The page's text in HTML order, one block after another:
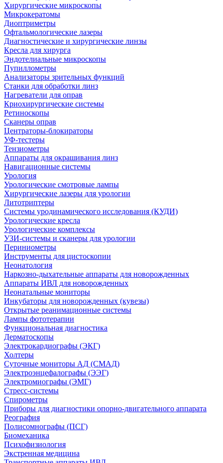
Хирургические микроскопы
Микрокератомы
Диоптриметры
Офтальмологические лазеры
Диагностические и хирургические линзы
Кресла для хирурга
Эндотелиальные микроскопы
Пупиллометры
Анализаторы зрительных функций
Станки для обработки линз
Нагреватели для оправ
Криохирургические системы
Ретиноскопы
Сканеры оправ
Центраторы-блокираторы
УФ-тестеры
Тензиометры
Аппараты для окрашивания линз
Навигационные системы
Урология
Урологические смотровые лампы
Хирургические лазеры для урологии
Литотриптеры
Системы уродинамического исследования (КУДИ)
Урологические кресла
Урологические комплексы
УЗИ-системы и сканеры для урологии
Периниометры
Инструменты для цистоскопии
Неонатология
Наркозно-дыхательные аппараты для новорожденных
Аппараты ИВЛ для новорожденных
Неонатальные мониторы
Инкубаторы для новорожденных (кувезы)
Открытые реанимационные системы
Лампы фототерапии
Функциональная диагностика
Дерматоскопы
Электрокардиографы (ЭКГ)
Холтеры
Суточные мониторы АД (СМАД)
Электроэнцефалографы (ЭЭГ)
Электромиографы (ЭМГ)
Стресс-системы
Спирометры
Приборы для диагностики опорно-двигательного аппарата
Реография
Полисомнографы (ПСГ)
Биомеханика
Психофизиология
Экстренная медицина